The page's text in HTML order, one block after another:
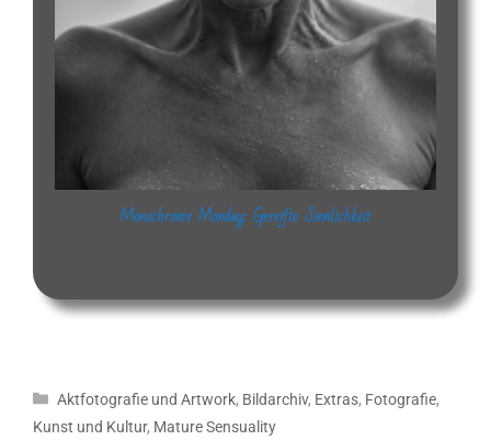
Monochrome Monday: Gereifte Sinnlichkeit
Kategorien
Aktfotografie und Artwork, Bildarchiv, Extras, Fotografie,
Kunst und Kultur, Mature Sensuality